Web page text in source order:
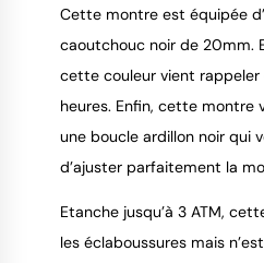
Cette montre est équipée
caoutchouc noir de 20mm.
cette couleur vient rappeler
heures. Enfin, cette montre
une boucle ardillon noir qui
d’ajuster parfaitement la
Etanche jusqu’à 3 ATM,
les éclaboussures mais